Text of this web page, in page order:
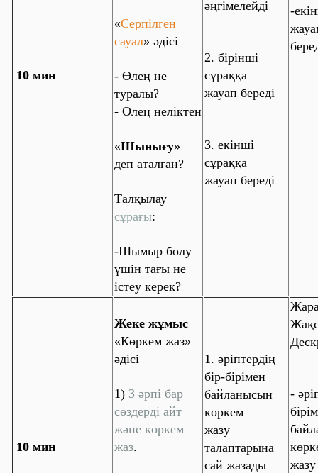
-
10 мин
«Серпілген
сауал» әдісі
- Өлең не
туралы?
- Өлең неліктен
«Шынығу»
деп аталған?
Талқылау
сұрағы:
-Шымыр болу
үшін тағы не
істеу керек?
әңгімелейді
2. бірінші
сұраққа
жауап береді
3. екінші
сұраққа
жауап береді
10 мин
Жеке жұмыс
«Көркем жаз»
әдісі
1) З әрпі бар
сөздерді айт
және көркем
жаз.
1. әріптердің
бір-бірімен
байланысын
көркем
жазу
талаптарына
сай жазады
-
жазу